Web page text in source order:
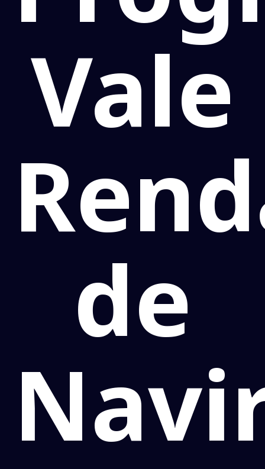
Vale
de